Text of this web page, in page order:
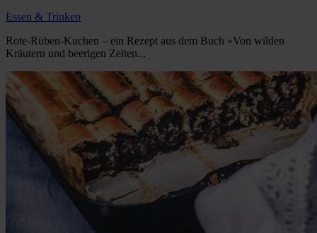
Essen & Trinken
Rote-Rüben-Kuchen – ein Rezept aus dem Buch »Von wilden
Kräutern und beerigen Zeiten...